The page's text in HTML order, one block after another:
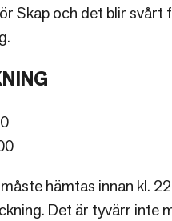
Skap och det blir
hämtas innan kl.
Det är tyvärr inte